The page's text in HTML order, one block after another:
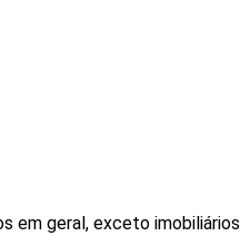
em geral, exceto imobiliários